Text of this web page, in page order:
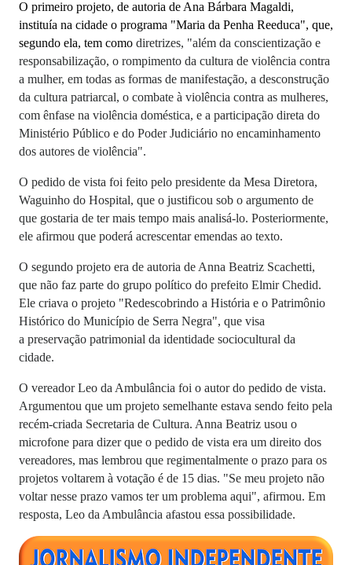
O primeiro projeto, de autoria de Ana Bárbara Magaldi,
instituía na cidade o programa "Maria da Penha Reeduca", que,
segundo ela, tem como diretrizes, "além da conscientização e
responsabilização, o rompimento da cultura de violência contra
a mulher, em todas as formas de manifestação, a desconstrução
da cultura patriarcal, o combate à violência contra as mulheres,
com ênfase na violência doméstica, e a participação direta do
Ministério Público e do Poder Judiciário no encaminhamento
dos autores de violência".
O pedido de vista foi feito pelo presidente da Mesa Diretora,
Waguinho do Hospital, que o justificou sob o argumento de
que gostaria de ter mais tempo mais analisá-lo. Posteriormente,
ele afirmou que poderá acrescentar emendas ao texto.
O segundo projeto era de autoria de Anna Beatriz Scachetti,
que não faz parte do grupo político do prefeito Elmir Chedid.
Ele criava o projeto "Redescobrindo a História e o Patrimônio
Histórico do Município de Serra Negra", que visa
a preservação patrimonial da identidade sociocultural da
cidade.
O vereador Leo da Ambulância foi o autor do pedido de vista.
Argumentou que um projeto semelhante estava sendo feito pela
recém-criada Secretaria de Cultura. Anna Beatriz usou o
microfone para dizer que o pedido de vista era um direito dos
vereadores, mas lembrou que regimentalmente o prazo para os
projetos voltarem à votação é de 15 dias. "Se meu projeto não
voltar nesse prazo vamos ter um problema aqui", afirmou. Em
resposta, Leo da Ambulância afastou essa possibilidade.